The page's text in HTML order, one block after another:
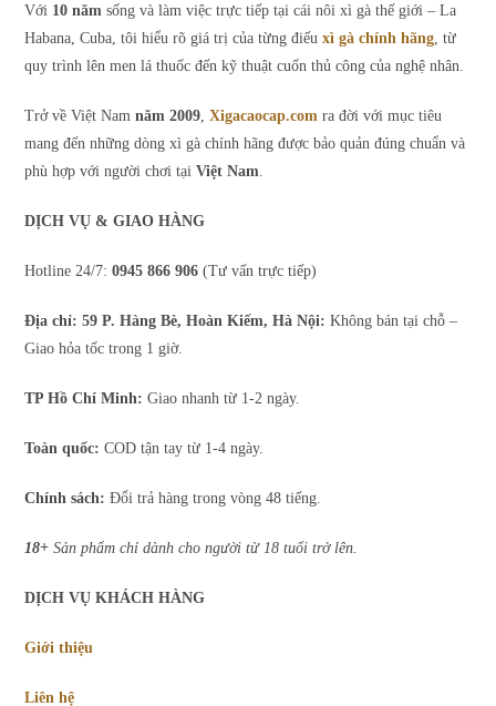
Với 10 năm sống và làm việc trực tiếp tại cái nôi xì gà thế giới – La
Habana, Cuba, tôi hiểu rõ giá trị của từng điếuxì gà chính hãng , từ
quy trình lên men lá thuốc đến kỹ thuật cuốn thủ công của nghệ nhân.
Trở về Việt Namnăm 2009 ,Xigacaocap.com ra đời với mục tiêu
mang đến những dòng xì gà chính hãng được bảo quản đúng chuẩn và
phù hợp với người chơi tạiViệt Nam
DỊCH VỤ & GIAO HÀNG
Hotline 24/7:0945 866 906 (Tư vấn trực tiếp)
Địa chỉ: 59 P. Hàng Bè, Hoàn Kiếm, Hà Nội: Không bán tại chỗ –
Giao hỏa tốc trong 1 giờ.
TP Hồ Chí Minh: Giao nhanh từ 1-2 ngày.
Toàn quốc: COD tận tay từ 1-4 ngày.
Chính sách: Đổi trả hàng trong vòng 48 tiếng.
18+Sản phẩm chỉ dành cho người từ 18 tuổi trở lên.
DỊCH VỤ KHÁCH HÀNG
Giới thiệu
Liên hệ